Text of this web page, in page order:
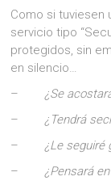
Como si tuviesen
servicio tipo
protegidos, sin
en silencio…
– ¿Se
– ¿Tendrá
– ¿Le seguiré
– ¿Pensará